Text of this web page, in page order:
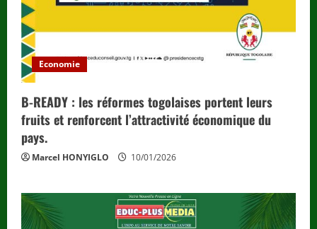
Economie
B-READY : les réformes togolaises portent leurs
fruits et renforcent l’attractivité économique du
pays.
Marcel HONYIGLO 10/01/2026